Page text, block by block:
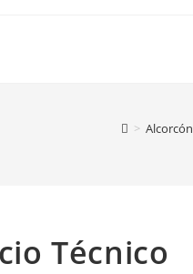
> Alcorcón
Técnico